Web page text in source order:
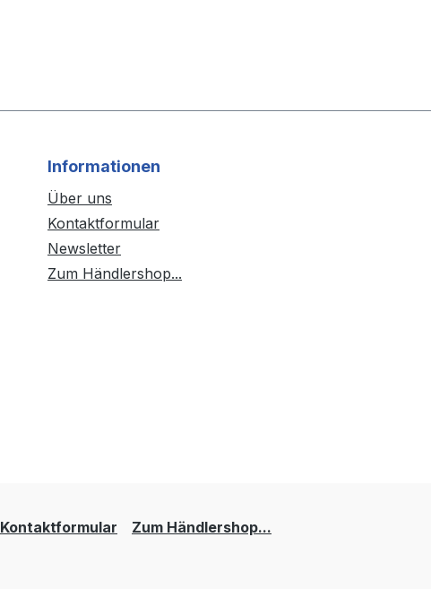
Informationen
Über uns
Kontaktformular
Newsletter
Zum Händlershop...
Kontaktformular Zum Händlershop...